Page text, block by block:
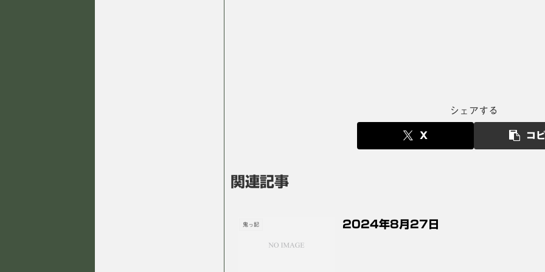
シェアする
X コ
関連記事
鬼っ記 2024年8月27日